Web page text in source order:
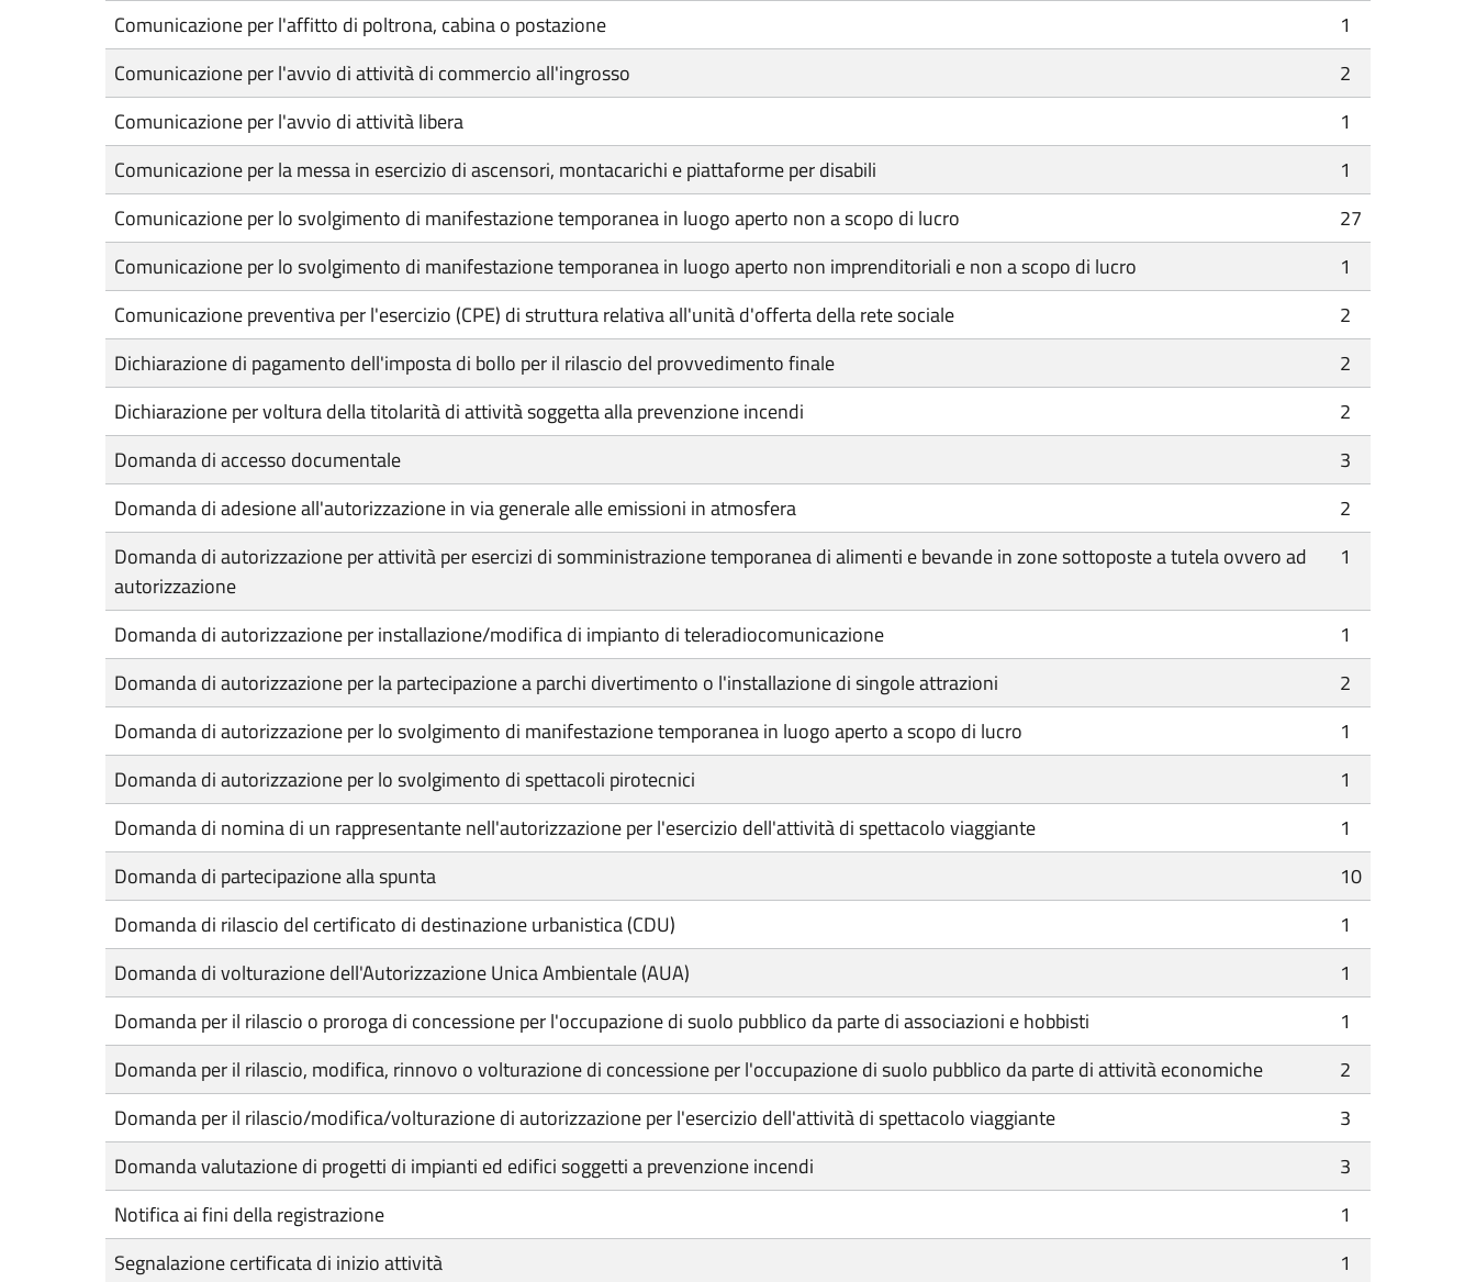
Comunicazione per l'affitto di poltrona, cabina o postazione
1
Comunicazione per l'avvio di attività di commercio all'ingrosso
2
Comunicazione per l'avvio di attività libera
1
Comunicazione per la messa in esercizio di ascensori, montacarichi e piattaforme per disabili
1
Comunicazione per lo svolgimento di manifestazione temporanea in luogo aperto non a scopo di lucro
27
Comunicazione per lo svolgimento di manifestazione temporanea in luogo aperto non imprenditoriali e non a scopo di lucro
1
Comunicazione preventiva per l'esercizio (CPE) di struttura relativa all'unità d'offerta della rete sociale
2
Dichiarazione di pagamento dell'imposta di bollo per il rilascio del provvedimento finale
2
Dichiarazione per voltura della titolarità di attività soggetta alla prevenzione incendi
2
Domanda di accesso documentale
3
Domanda di adesione all'autorizzazione in via generale alle emissioni in atmosfera
2
Domanda di autorizzazione per attività per esercizi di somministrazione temporanea di alimenti e bevande in zone sottoposte a tutela ovvero ad
autorizzazione
1
Domanda di autorizzazione per installazione/modifica di impianto di teleradiocomunicazione
1
Domanda di autorizzazione per la partecipazione a parchi divertimento o l'installazione di singole attrazioni
2
Domanda di autorizzazione per lo svolgimento di manifestazione temporanea in luogo aperto a scopo di lucro
1
Domanda di autorizzazione per lo svolgimento di spettacoli pirotecnici
1
Domanda di nomina di un rappresentante nell'autorizzazione per l'esercizio dell'attività di spettacolo viaggiante
1
Domanda di partecipazione alla spunta
10
Domanda di rilascio del certificato di destinazione urbanistica (CDU)
1
Domanda di volturazione dell'Autorizzazione Unica Ambientale (AUA)
1
Domanda per il rilascio o proroga di concessione per l'occupazione di suolo pubblico da parte di associazioni e hobbisti
1
Domanda per il rilascio, modifica, rinnovo o volturazione di concessione per l'occupazione di suolo pubblico da parte di attività economiche
2
Domanda per il rilascio/modifica/volturazione di autorizzazione per l'esercizio dell'attività di spettacolo viaggiante
3
Domanda valutazione di progetti di impianti ed edifici soggetti a prevenzione incendi
3
Notifica ai fini della registrazione
1
Segnalazione certificata di inizio attività
1